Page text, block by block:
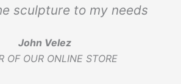
sculpture to my needs
John Velez
OF OUR ONLINE STORE